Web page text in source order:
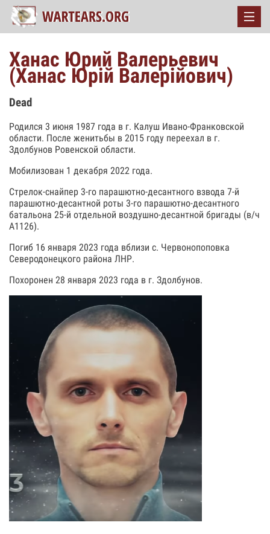
Ханас Юрий Валерьевич
(Ханас Юрій Валерійович)
Dead
Родился 3 июня 1987 года в г. Калуш Ивано-Франковской
области. После женитьбы в 2015 году переехал в г.
Здолбунов Ровенской области.
Мобилизован 1 декабря 2022 года.
Стрелок-снайпер 3-го парашютно-десантного взвода 7-й
парашютно-десантной роты 3-го парашютно-десантного
батальона 25-й отдельной воздушно-десантной бригады (в/ч
А1126).
Погиб 16 января 2023 года вблизи с. Червонопоповка
Северодонецкого района ЛНР.
Похоронен 28 января 2023 года в г. Здолбунов.